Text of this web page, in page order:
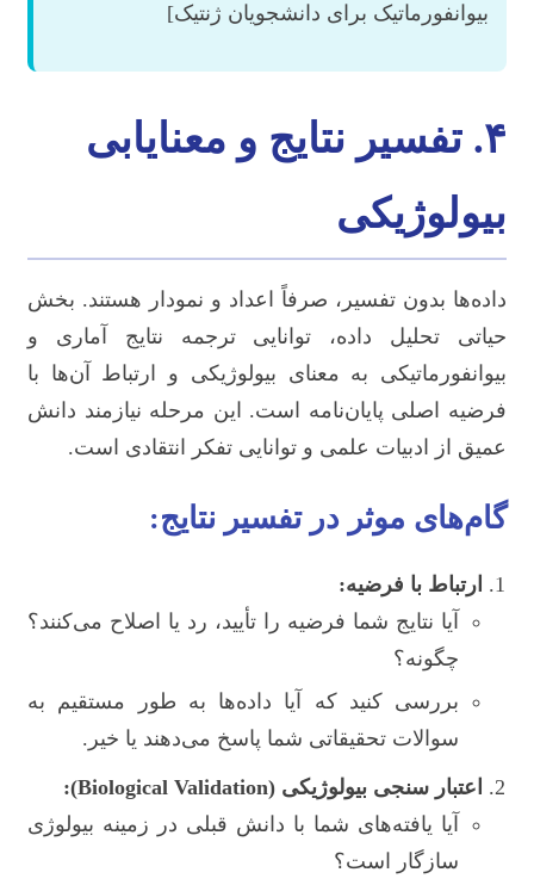
بیوانفورماتیک برای دانشجویان ژنتیک]
۴. تفسیر نتایج و معنایابی
بیولوژیکی
داده‌ها بدون تفسیر، صرفاً اعداد و نمودار هستند. بخش
حیاتی تحلیل داده، توانایی ترجمه نتایج آماری و
بیوانفورماتیکی به معنای بیولوژیکی و ارتباط آن‌ها با
فرضیه اصلی پایان‌نامه است. این مرحله نیازمند دانش
عمیق از ادبیات علمی و توانایی تفکر انتقادی است.
گام‌های موثر در تفسیر نتایج:
ارتباط با فرضیه:
آیا نتایج شما فرضیه را تأیید، رد یا اصلاح می‌کنند؟
چگونه؟
بررسی کنید که آیا داده‌ها به طور مستقیم به
سوالات تحقیقاتی شما پاسخ می‌دهند یا خیر.
اعتبار سنجی بیولوژیکی (Biological Validation):
آیا یافته‌های شما با دانش قبلی در زمینه بیولوژی
سازگار است؟